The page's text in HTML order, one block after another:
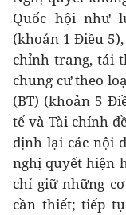
Quốc hội như
(khoản 1 Điều
chỉnh trang, tái
chung cư theo
(BT) (khoản 5
tế và Tài chính
định lại các nội
nghị quyết hiện
chỉ giữ những
cần thiết; tiếp